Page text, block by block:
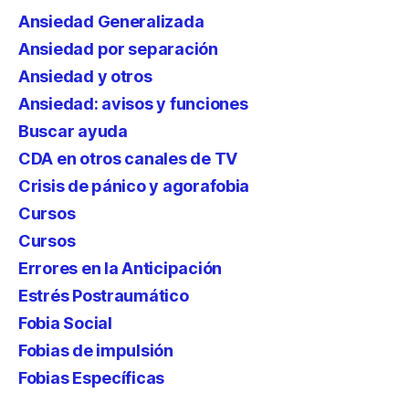
Ansiedad Generalizada
Ansiedad por separación
Ansiedad y otros
Ansiedad: avisos y funciones
Buscar ayuda
CDA en otros canales de TV
Crisis de pánico y agorafobia
Cursos
Cursos
Errores en la Anticipación
Estrés Postraumático
Fobia Social
Fobias de impulsión
Fobias Específicas